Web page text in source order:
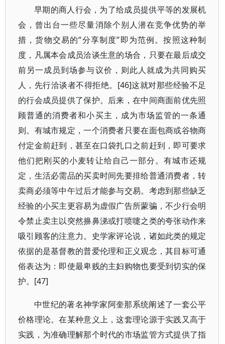
早期的商人行会，为了给成员提供平等的发展机
会，曾出台一些尽量消除个别人潜在竞争优势的举
措，货物交易的“分享制度”即为范例。按照这种制
度，凡属本会成员洽谈生意的场合，只要在最后成交
前另一成员到场参与议价，则此人就成为共同购买
人，先行洽谈者不得拒绝。[46]这就对那些经验不足
的行会成员提供了保护。后来，在中间商面前优先照
顾普通的消费者和小买主，成为市场监管的一条通
则。有城市规定，一个消费者只要在面包商或谷物商
付定金前赶到，甚至在口袋扎口之前赶到，即可要求
他们把刚买的小麦转让给自己一部分。有城市还规
定，生活必需品的买卖时间先要排给普通消费者，转
卖商必须等中午过后才能参与交易。考虑到那些缺乏
经验的小买主更容易为虚假广告所蒙骗，不少行会明
令禁止卖主以突然擤鼻涕或打喷嚏之类的夸张动作来
吸引顾客的注意力。史学家评论说，诸如此类的规定
依据的是基督教的普爱伦理和正义观念，其目标可通
俗表达为：即使最卑贱的主妇购物也要受到切实的保
护。[47]
中世纪的著名神学家阿奎那系统阐述了一套公平
价格理论。在某种意义上，这套理论源于实践又高于
实践，为准确理解那个时代的市场监管方式提供了指